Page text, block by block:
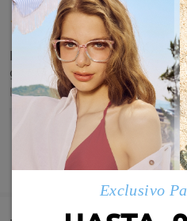
Hola , se me han partido
garantía?
byMayte FernandezonMay 22 ,
MOSTRAR
Exclusivo